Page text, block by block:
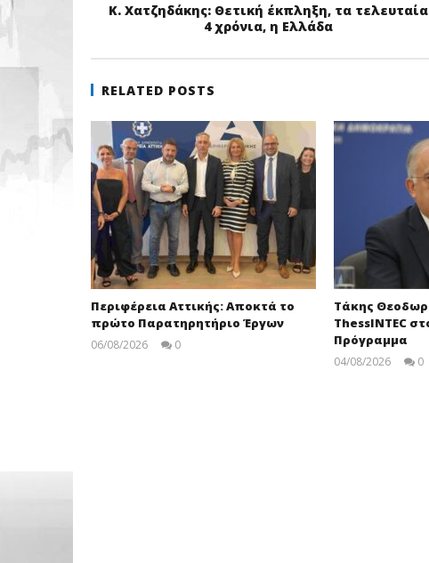
Κ. Χατζηδάκης: Θετική έκπληξη, τα τελευταία
4 χρόνια, η Ελλάδα
RELATED POSTS
Περιφέρεια Αττικής: Αποκτά το
πρώτο Παρατηρητήριο Έργων
06/08/2026
0
Τάκης
ThessINTEC
Πρόγραμμα
04/08/2026
0